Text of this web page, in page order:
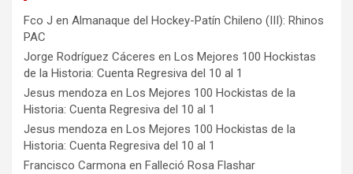
Fco J en Almanaque del Hockey-Patín Chileno (III): Rhinos
PAC
Jorge Rodríguez Cáceres en Los Mejores 100 Hockistas
de la Historia: Cuenta Regresiva del 10 al 1
Jesus mendoza en Los Mejores 100 Hockistas de la
Historia: Cuenta Regresiva del 10 al 1
Jesus mendoza en Los Mejores 100 Hockistas de la
Historia: Cuenta Regresiva del 10 al 1
Francisco Carmona en Falleció Rosa Flashar